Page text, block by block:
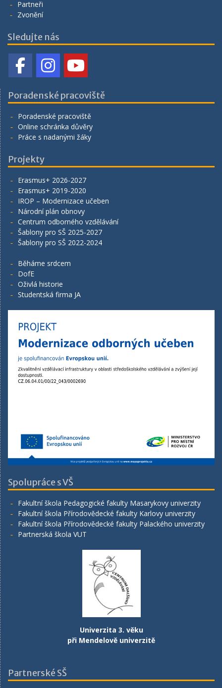
Partneři
Zvonění
Sledujte nás
Poradenské pracoviště
Poradenské pracoviště
Online schránka důvěry
Práce s nadanými žáky
Projekty
Erasmus+ 2026-2027
Erasmus+ 2019-2020
IROP – Modernizace učeben
Národní plán obnovy
Centrum odborného vzdělávání
Šablony pro SŠ 2025-2027
Šablony pro SŠ 2022-2024
Běháme srdcem
DofE
Oživlá historie
Studentská firma JA
Spolupráce s VŠ
Fakultní škola Pedagogické fakulty Masarykovy univerzity
Fakultní škola Přírodovědecké fakulty Karlovy univerzity
Fakultní škola Přírodovědecké fakulty Palackého univerzity
Partnerská škola VUT
Univerzita 3. věku
při Mendelově univerzitě
Partnerské SŠ